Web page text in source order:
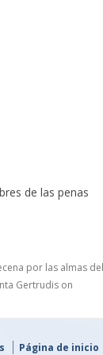
de las penas
por las almas del
Gertrudison
Página de inicio